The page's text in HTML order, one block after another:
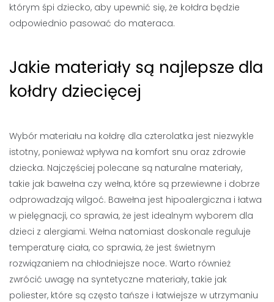
którym śpi dziecko, aby upewnić się, że kołdra będzie
odpowiednio pasować do materaca.
Jakie materiały są najlepsze dla
kołdry dziecięcej
Wybór materiału na kołdrę dla czterolatka jest niezwykle
istotny, ponieważ wpływa na komfort snu oraz zdrowie
dziecka. Najczęściej polecane są naturalne materiały,
takie jak bawełna czy wełna, które są przewiewne i dobrze
odprowadzają wilgoć. Bawełna jest hipoalergiczna i łatwa
w pielęgnacji, co sprawia, że jest idealnym wyborem dla
dzieci z alergiami. Wełna natomiast doskonale reguluje
temperaturę ciała, co sprawia, że jest świetnym
rozwiązaniem na chłodniejsze noce. Warto również
zwrócić uwagę na syntetyczne materiały, takie jak
poliester, które są często tańsze i łatwiejsze w utrzymaniu